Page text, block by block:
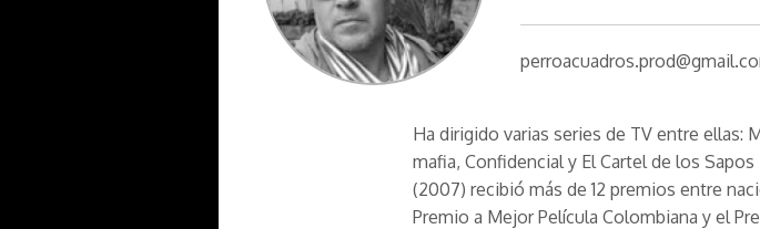
Ha dirigido varias series de TV entre ellas:
mafia, Confidencial y El Cartel de los
(2007) recibió más de 12 premios entre
Premio a Mejor Película Colombiana y el